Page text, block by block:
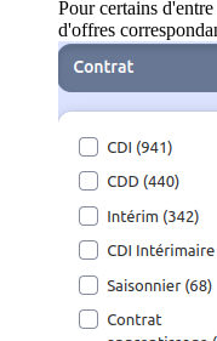
Pour certains
d'offres